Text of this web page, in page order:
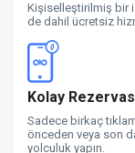
Kişiselleştirilmiş bir
de dahil ücretsiz
Kolay
Sadece birkaç
önceden veya son
yolculuk yapın.